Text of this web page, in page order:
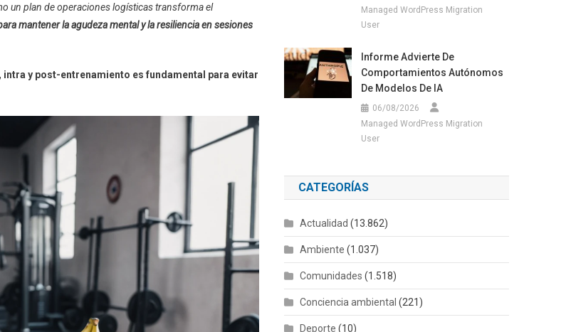
un plan de operaciones logísticas transforma el
mantener la agudeza mental y la resiliencia en sesiones
y post-entrenamiento es fundamental para evitar
Managed WordPress Migration
User
Informe Advierte De
Comportamientos Autónomos
De Modelos De IA
06/08/2026
Managed WordPress Migration
User
CATEGORÍAS
Actualidad (13.862)
Ambiente (1.037)
Comunidades (1.518)
Conciencia ambiental (221)
Deporte (10)